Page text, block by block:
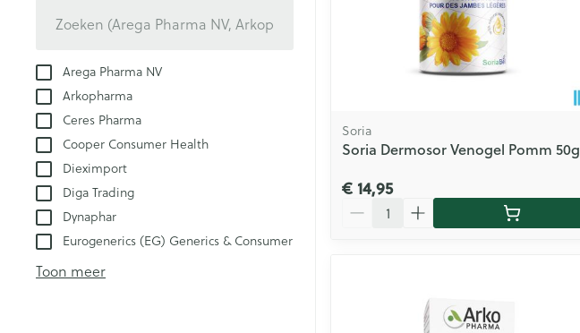
Arega Pharma NV
Arkopharma
Ceres Pharma
Cooper Consumer Health
Dieximport
Diga Trading
Dynaphar
Eurogenerics (EG) Generics & Consumer
Toon meer
Soria
Soria Dermosor Venogel Pomm 50g
€ 14,95